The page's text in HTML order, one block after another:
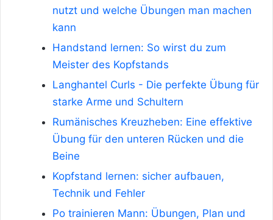
nutzt und welche Übungen man machen
kann
Handstand lernen: So wirst du zum
Meister des Kopfstands
Langhantel Curls - Die perfekte Übung für
starke Arme und Schultern
Rumänisches Kreuzheben: Eine effektive
Übung für den unteren Rücken und die
Beine
Kopfstand lernen: sicher aufbauen,
Technik und Fehler
Po trainieren Mann: Übungen, Plan und